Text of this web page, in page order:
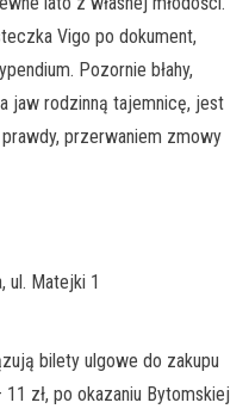
Vigo po dokument,
Pozornie błahy,
jaw rodzinną tajemnicę, jest
przerwaniem zmowy
ul. Matejki 1
bilety ulgowe do zakupu
zł, po okazaniu Bytomskiej